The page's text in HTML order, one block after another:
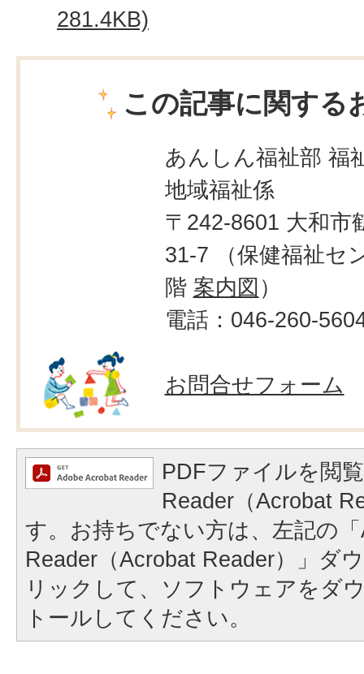
281.4KB)
この記事に関する
あんしん福祉部 福
地域福祉係
〒242-8601 大和市
31-7 （保健福祉セ
階 案内図 ）
電話：046-260-
お問合せフォーム
PDFファイルを閲
Reader（Acrobat
す。お持ちでない方は、左記の
Reader（Acrobat Reader）」ダ
リックして、ソフトウェアをダ
トールしてください。